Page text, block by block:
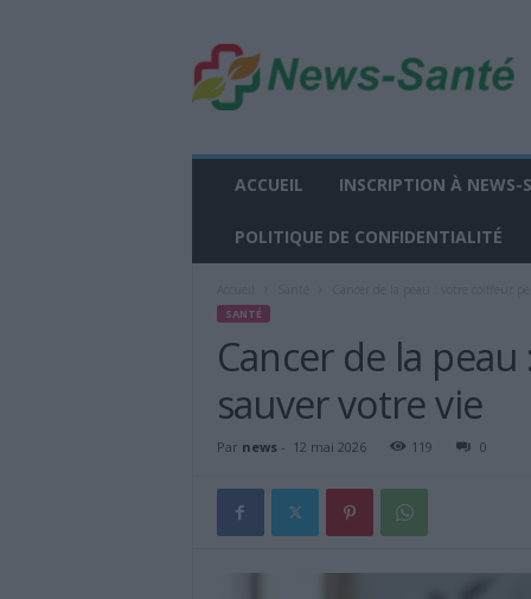
w
s
ACCUEIL INSCRIPTION À NEWS-
POLITIQUE DE CONFIDENTIALITÉ
SANTÉ
Cancer de la
sauver votre vie
Par news- 12 mai 2026 119 0